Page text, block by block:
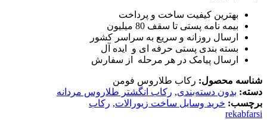
بهترین کیفیت ساخت و پرداخت
بیمه نامه پستی تا سقف 80 میلیون
ارسال روزانه و سریع به سراسر کشور
بسته بندی پستی حرفه ای و ایده آل
ارسال پیامک در هر مرحله از سفارش
شناسه محصول: رکاب طلاروس فومن
دسته: بدون دسته‌بندی, رکاب انگشتر طلاروس مردانه
برچسب: خرید وسایل ساخت زیورالات, رکاب
rekabfarsi